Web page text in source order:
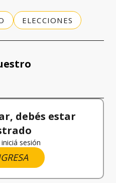
ELECCIONES
debés estar
sesión